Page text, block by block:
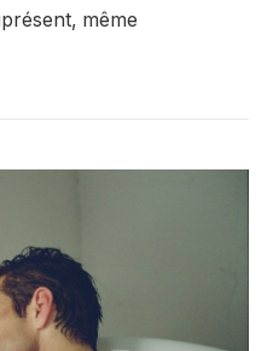
même